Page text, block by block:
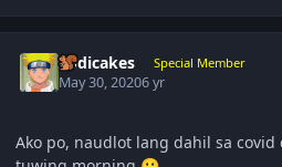
Lodicakes Special Member
May 30, 20206 yr
Ako po, naudlot lang dahil sa